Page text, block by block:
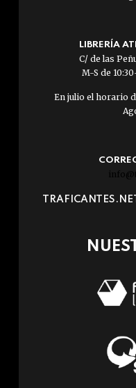
LIBRERÍA
C/ de las
M-S de
En julio el horario